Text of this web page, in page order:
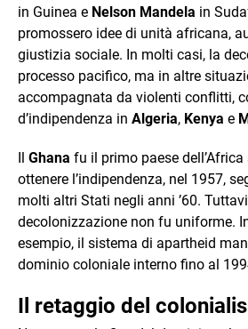
in Guinea e Nelson Mandela in
promossero idee di unità africana,
giustizia sociale. In molti casi, la
processo pacifico, ma in altre
accompagnata da violenti conflitti,
d’indipendenza in Algeria, Kenya e
Il Ghana fu il primo paese
ottenere l’indipendenza, nel 1957,
molti altri Stati negli anni ’60.
decolonizzazione non fu uniforme.
esempio, il sistema di apartheid
dominio coloniale interno fino al
Il retaggio del